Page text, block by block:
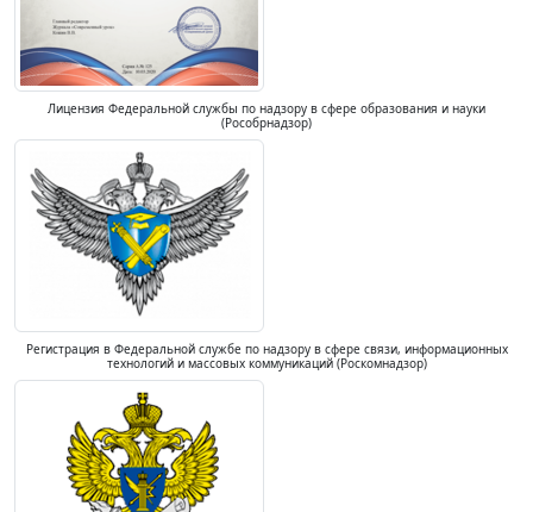
Лицензия Федеральной службы по надзору в сфере образования и науки
(Рособрнадзор)
Регистрация в Федеральной службе по надзору в сфере связи, информационных
технологий и массовых коммуникаций (Роскомнадзор)